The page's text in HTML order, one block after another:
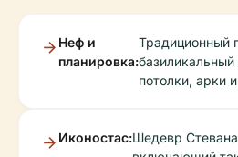
Неф и
планировка:
Традиционный
потолки, арки
Иконостас:Шедевр